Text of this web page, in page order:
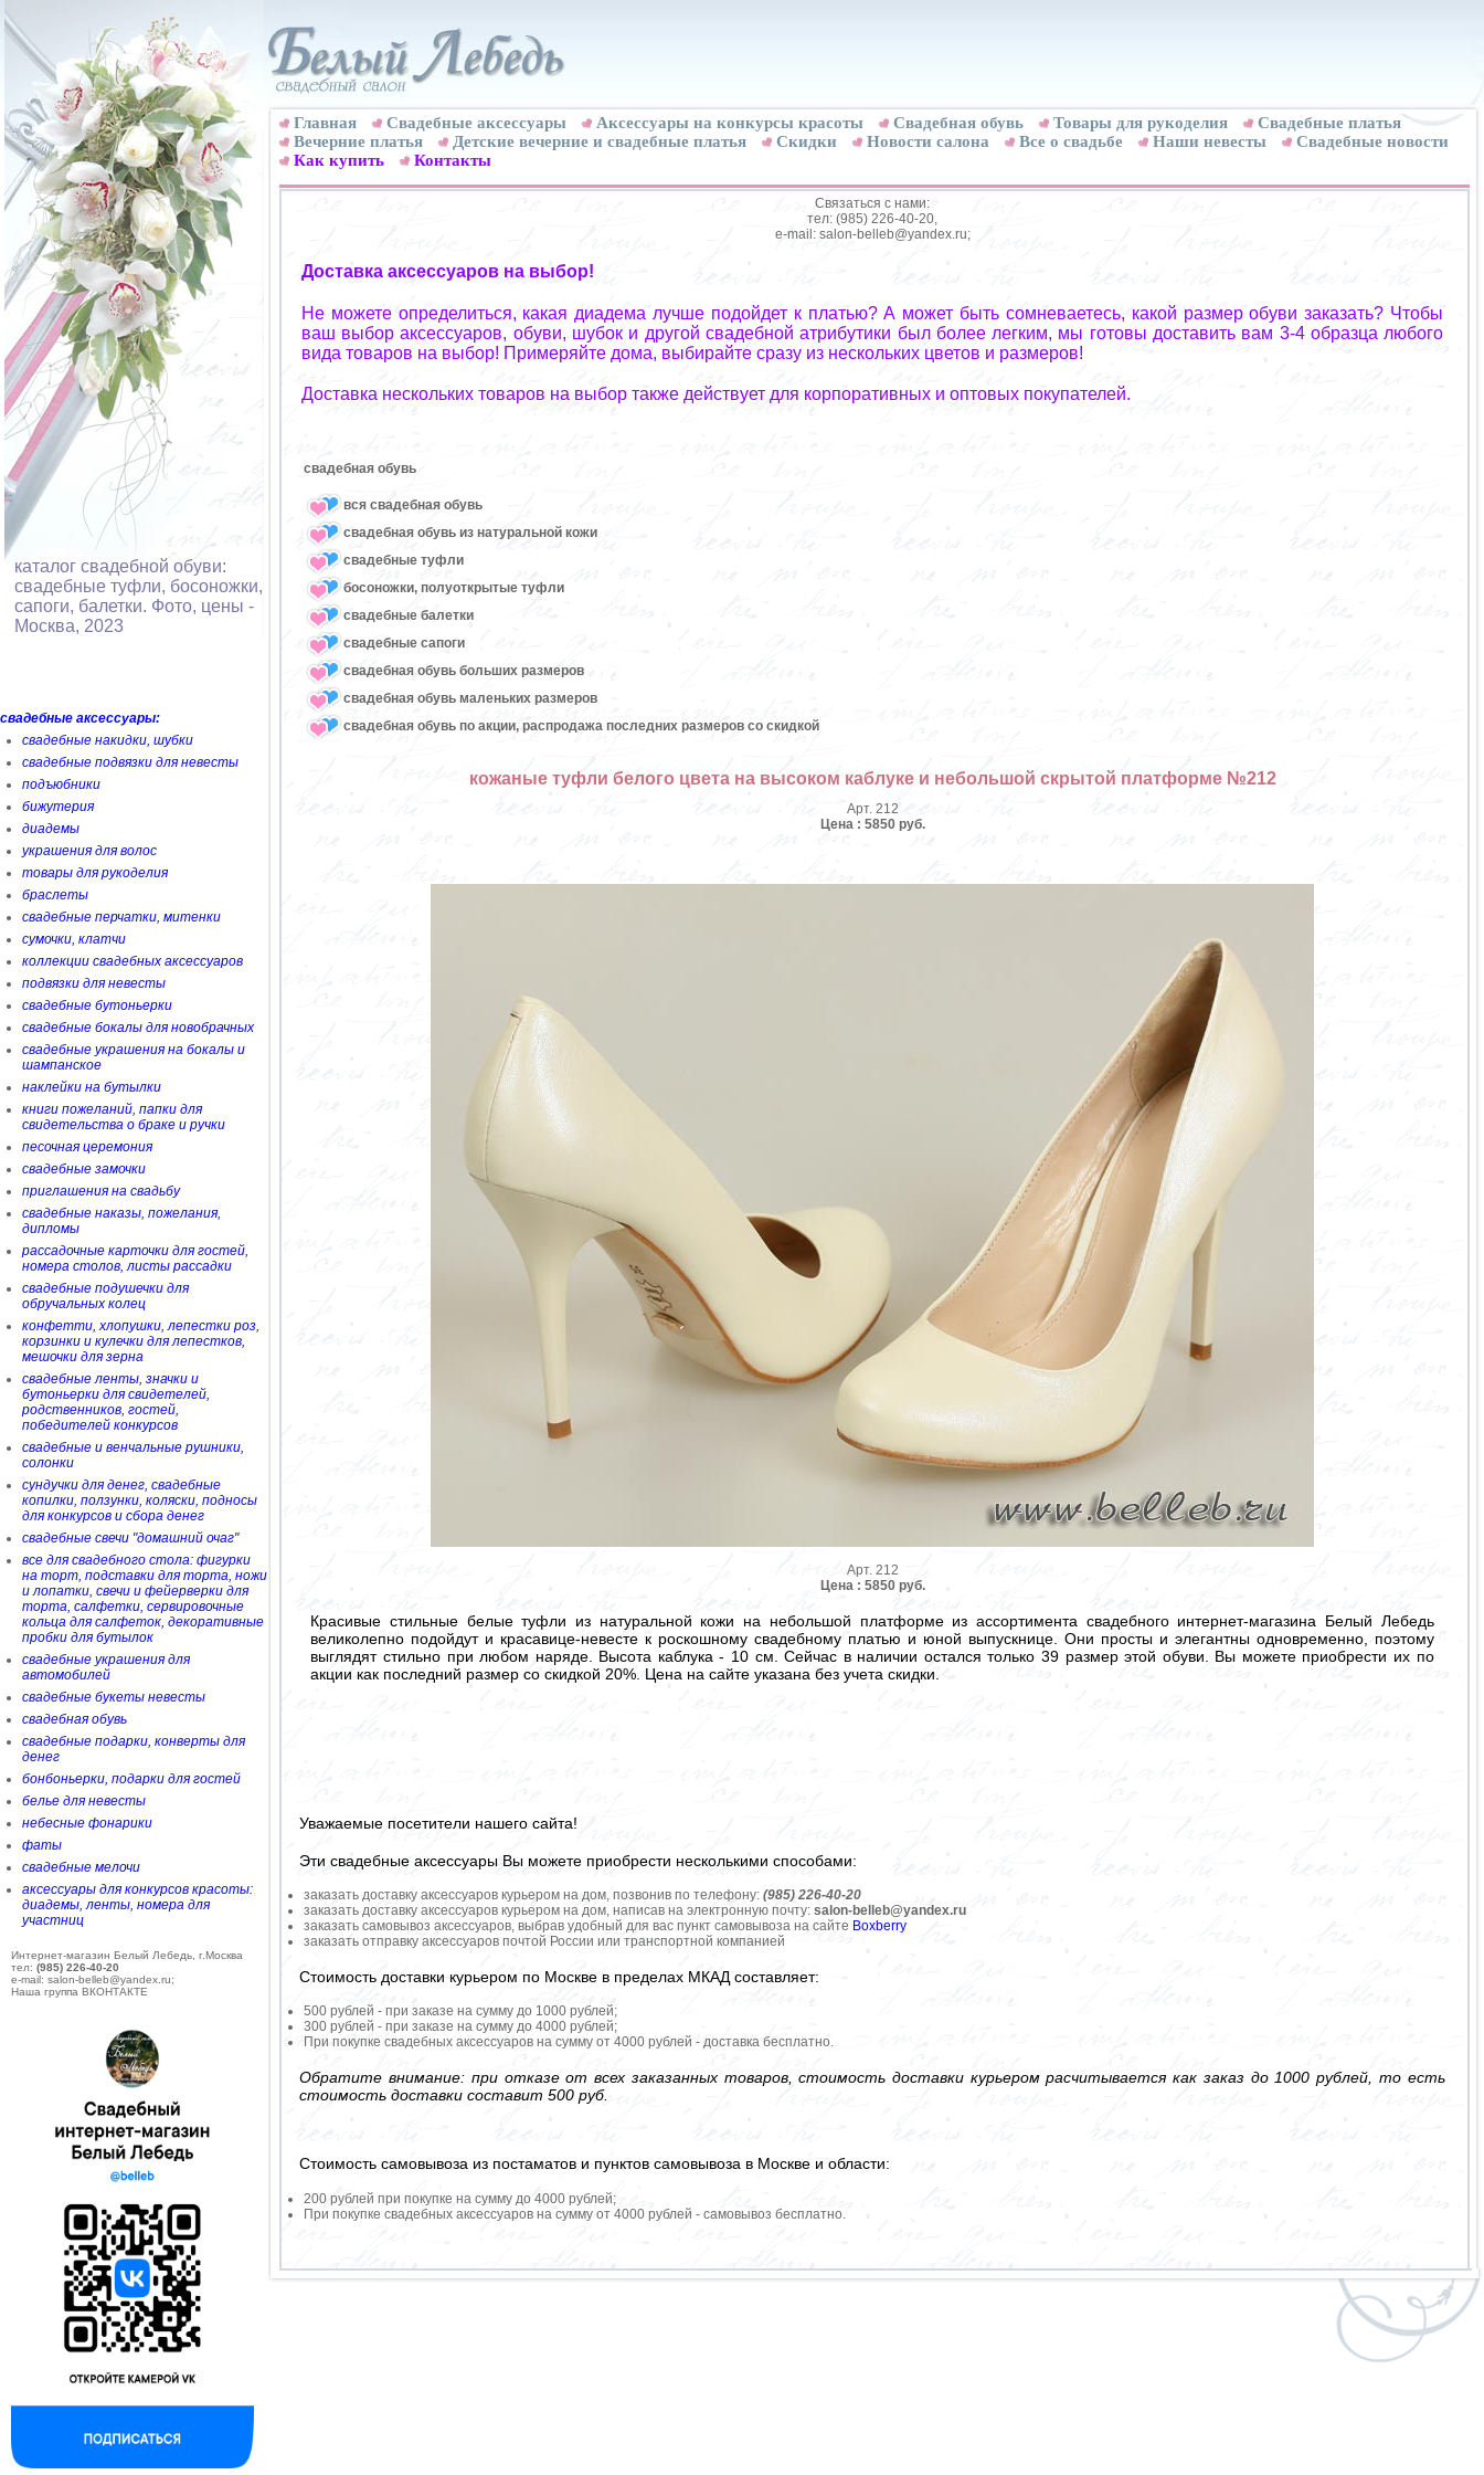
каталог свадебной обуви:
свадебные туфли, босоножки,
сапоги, балетки. Фото, цены -
Москва, 2023
свадебные аксессуары:
свадебные накидки, шубки
свадебные подвязки для невесты
подъюбники
бижутерия
диадемы
украшения для волос
товары для рукоделия
браслеты
свадебные перчатки, митенки
сумочки, клатчи
коллекции свадебных аксессуаров
подвязки для невесты
свадебные бутоньерки
свадебные бокалы для новобрачных
свадебные украшения на бокалы и
шампанское
наклейки на бутылки
книги пожеланий, папки для
свидетельства о браке и ручки
песочная церемония
свадебные замочки
приглашения на свадьбу
свадебные наказы, пожелания,
дипломы
рассадочные карточки для гостей,
номера столов, листы рассадки
свадебные подушечки для
обручальных колец
конфетти, хлопушки, лепестки роз,
корзинки и кулечки для лепестков,
мешочки для зерна
свадебные ленты, значки и
бутоньерки для свидетелей,
родственников, гостей,
победителей конкурсов
свадебные и венчальные рушники,
солонки
сундучки для денег, свадебные
копилки, ползунки, коляски, подносы
для конкурсов и сбора денег
свадебные свечи "домашний очаг"
все для свадебного стола: фигурки
на торт, подставки для торта, ножи
и лопатки, свечи и фейерверки для
торта, салфетки, сервировочные
кольца для салфеток, декоративные
пробки для бутылок
свадебные украшения для
автомобилей
свадебные букеты невесты
свадебная обувь
свадебные подарки, конверты для
денег
бонбоньерки, подарки для гостей
белье для невесты
небесные фонарики
фаты
свадебные мелочи
аксессуары для конкурсов красоты:
диадемы, ленты, номера для
участниц
Интернет-магазин Белый Лебедь, г.Москва
тел: (985) 226-40-20
e-mail: salon-belleb@yandex.ru;
Наша группа ВКОНТАКТЕ
Главная Свадебные аксессуары Аксессуары на конкурсы красоты Свадебная обувь Товары для рукоделия
Cвадебные платья
Вечерние платья
Детские вечерние и свадебные платья Скидки Новости салона Все о свадьбе Наши невесты
Свадебные новости
Как купить
Контакты
Связаться с нами:
тел: (985) 226-40-20,
e-mail: salon-belleb@yandex.ru;
Доставка аксессуаров на выбор!
Не можете определиться, какая диадема лучше подойдет к платью? А может быть сомневаетесь, какой размер обуви заказать? Чтобы
ваш выбор аксессуаров, обуви, шубок и другой свадебной атрибутики был более легким, мы готовы доставить вам 3-4 образца любого
вида товаров на выбор! Примеряйте дома, выбирайте сразу из нескольких цветов и размеров!
Доставка нескольких товаров на выбор также действует для корпоративных и оптовых покупателей.
свадебная обувь
вся свадебная обувь
cвадебная обувь из натуральной кожи
cвадебные туфли
босоножки, полуоткрытые туфли
cвадебные балетки
cвадебные сапоги
cвадебная обувь больших размеров
свадебная обувь маленьких размеров
свадебная обувь по акции, распродажа последних размеров со скидкой
кожаные туфли белого цвета на высоком каблуке и небольшой скрытой платформе №212
Арт. 212
Цена : 5850 руб.
Арт. 212
Цена : 5850 руб.
Красивые стильные белые туфли из натуральной кожи на небольшой платформе из ассортимента свадебного интернет-магазина Белый Лебедь
великолепно подойдут и красавице-невесте к роскошному свадебному платью и юной выпускнице. Они просты и элегантны одновременно, поэтому
выглядят стильно при любом наряде. Высота каблука - 10 см. Сейчас в наличии остался только 39 размер этой обуви. Вы можете приобрести их по
акции как последний размер со скидкой 20%. Цена на сайте указана без учета скидки.
Уважаемые посетители нашего сайта!
Эти свадебные аксессуары Вы можете приобрести несколькими способами:
заказать доставку аксессуаров курьером на дом, позвонив по телефону: (985) 226-40-20
заказать доставку аксессуаров курьером на дом, написав на электронную почту: salon-belleb@yandex.ru
заказать самовывоз аксессуаров, выбрав удобный для вас пункт самовывоза на сайте Boxberry
заказать отправку аксессуаров почтой России или транспортной компанией
Стоимость доставки курьером по Москве в пределах МКАД составляет:
500 рублей - при заказе на сумму до 1000 рублей;
300 рублей - при заказе на сумму до 4000 рублей;
При покупке свадебных аксессуаров на сумму от 4000 рублей - доставка бесплатно.
Обратите внимание: при отказе от всех заказанных товаров, стоимость доставки курьером расчитывается как заказ до 1000 рублей, то есть
стоимость доставки составит 500 руб.
Стоимость самовывоза из постаматов и пунктов самовывоза в Москве и области:
200 рублей при покупке на сумму до 4000 рублей;
При покупке свадебных аксессуаров на сумму от 4000 рублей - самовывоз бесплатно.